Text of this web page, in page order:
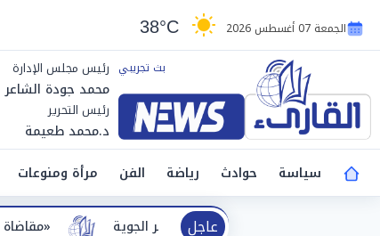
الجمعة 07 أغسطس 2026 38°C
رئيس مجلس الإدارة
محمد جودة الشاعر
رئيس التحرير
د.محمد طعيمة
سياسة
حوادث رياضة الفن مرأة ومنوعات
عاجل«مقاضاة للشائعات».. طرابزون